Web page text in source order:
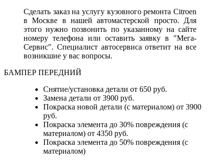
Сделать заказ на услугу кузовного ремонта Citroen
в Москве в нашей автомастерской просто. Для
этого нужно позвонить по указанному на сайте
номеру телефона или оставить заявку в "Мега-
Сервис". Специалист автосервиса ответит на все
возникшие у вас вопросы.
БАМПЕР ПЕРЕДНИЙ
Снятие/установка детали от 650 руб.
Замена детали от 3900 руб.
Покраска новой детали (с материалом) от 3900
руб.
Покраска элемента до 30% повреждения (с
материалом) от 4350 руб.
Покраска элемента до 50% повреждения (с
материалом)